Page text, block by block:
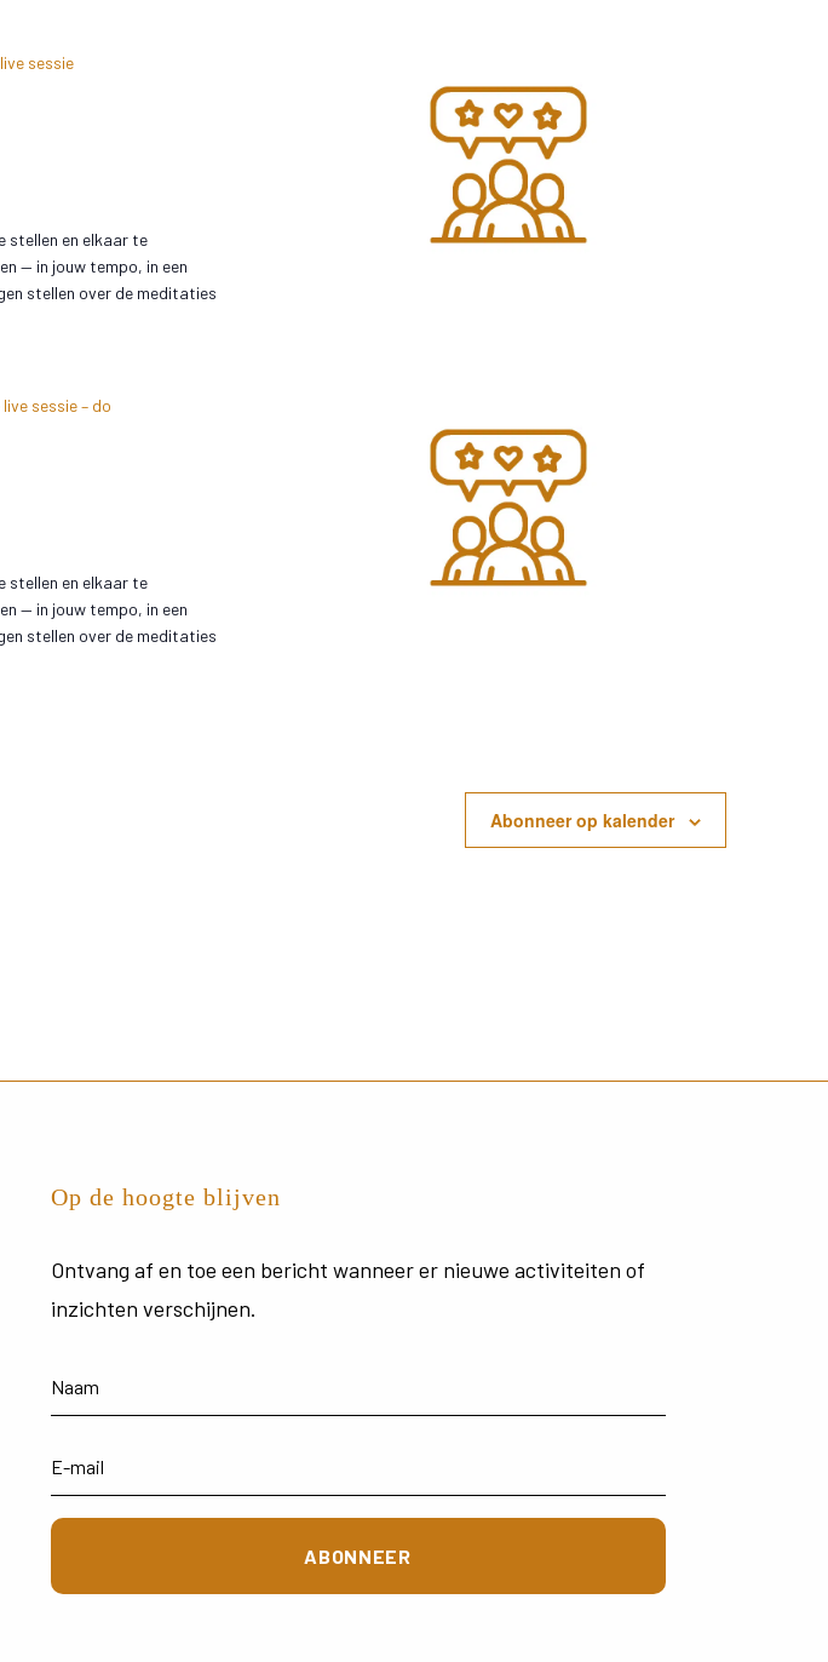
sessie
stellen en elkaar te
— in jouw tempo, in een
stellen over de meditaties
sessie – do
stellen en elkaar te
— in jouw tempo, in een
stellen over de meditaties
Abonneer op kalender
Op de hoogte blijven
Ontvang af en toe een bericht wanneerer nieuwe activiteiten of
inzichten verschijnen.
ABONNEER